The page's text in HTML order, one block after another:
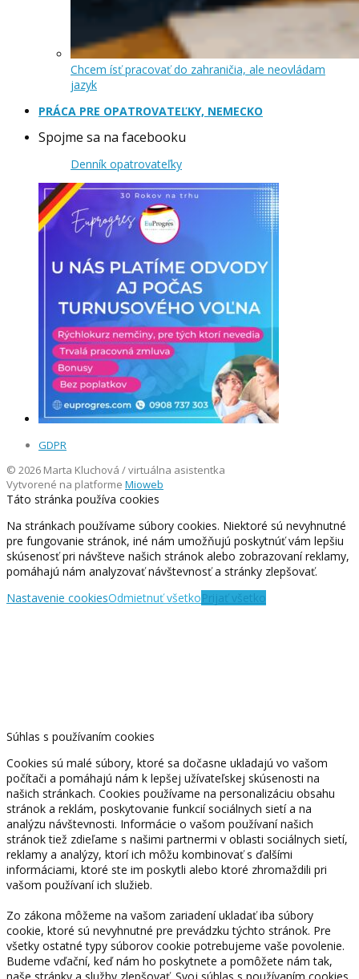
Chcem ísť pracovať do zahraničia, ale neovládam
jazyk
PRÁCA PRE OPATROVATEĽKY, NEMECKO
Spojme sa na facebooku
Denník opatrovateľky
GDPR
© 2026 Marta Kluchová / virtuálna asistentka
Vytvorené na platforme Mioweb
Táto stránka používa cookies
Na stránkach používame súbory cookies. Niektoré sú nevyhnutné
pre fungovanie stránok, iné nám umožňujú poskytnúť vám lepšiu
skúsenosť pri návšteve našich stránok alebo zobrazovaní reklamy,
pomáhajú nám analyzovať návštevnosť a stránky zlepšovať.
Nastavenie cookiesOdmietnuť všetkoPrijať všetko
Súhlas s používaním cookies
Cookies sú malé súbory, ktoré sa dočasne ukladajú vo vašom
počítači a pomáhajú nám k lepšej užívateľskej skúsenosti na
našich stránkach. Cookies používame na personalizáciu obsahu
stránok a reklám, poskytovanie funkcií sociálnych sietí a na
analýzu návštevnosti. Informácie o vašom používaní našich
stránok tiež zdieľame s našimi partnermi v oblasti sociálnych sietí,
reklamy a analýzy, ktorí ich môžu kombinovať s ďalšími
informáciami, ktoré ste im poskytli alebo ktoré zhromaždili pri
vašom používaní ich služieb.
Zo zákona môžeme na vašom zariadení ukladať iba súbory
cookie, ktoré sú nevyhnutné pre prevádzku týchto stránok. Pre
všetky ostatné typy súborov cookie potrebujeme vaše povolenie.
Budeme vďační, keď nám ho poskytnete a pomôžete nám tak,
naše stránky a služby zlepšovať. Svoj súhlas s používaním cookies